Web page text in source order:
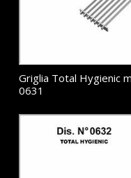
Griglia Total Hygienic
0631